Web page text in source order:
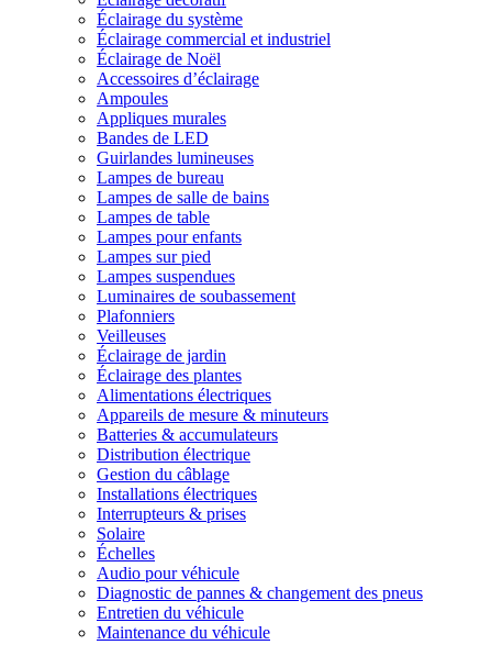
Éclairage du système
Éclairage commercial et industriel
Éclairage de Noël
Accessoires d’éclairage
Ampoules
Appliques murales
Bandes de LED
Guirlandes lumineuses
Lampes de bureau
Lampes de salle de bains
Lampes de table
Lampes pour enfants
Lampes sur pied
Lampes suspendues
Luminaires de soubassement
Plafonniers
Veilleuses
Éclairage de jardin
Éclairage des plantes
Alimentations électriques
Appareils de mesure & minuteurs
Batteries & accumulateurs
Distribution électrique
Gestion du câblage
Installations électriques
Interrupteurs & prises
Solaire
Échelles
Audio pour véhicule
Diagnostic de pannes & changement des pneus
Entretien du véhicule
Maintenance du véhicule